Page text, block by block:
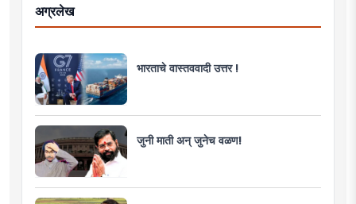
अग्रलेख
भारताचे वास्तववादी उत्तर !
जुनी माती अन् जुनेच वळण!